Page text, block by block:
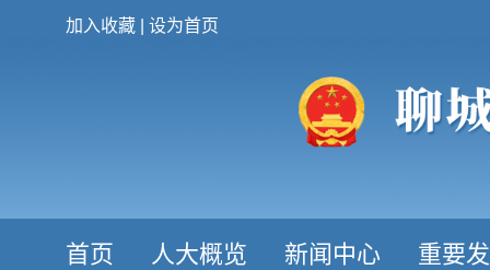
加入收藏 设为首页
首页 人大概览 新闻中心 重要